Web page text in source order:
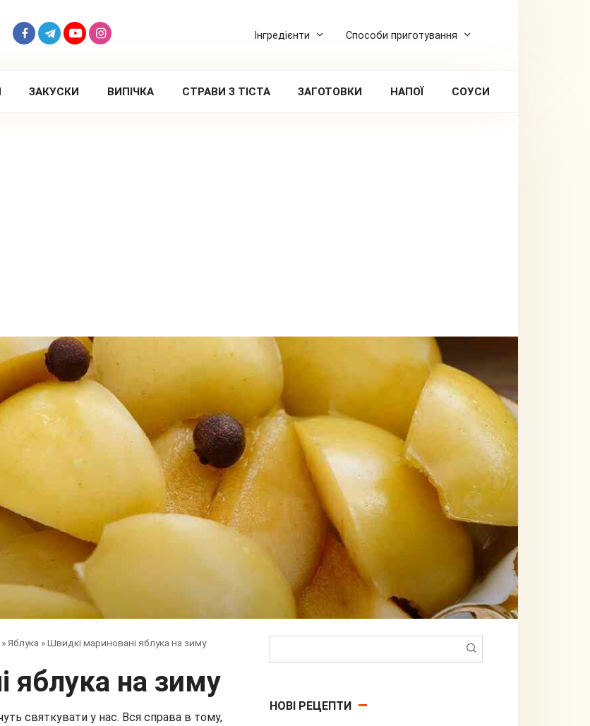
Інгредієнти Способи приготування
ЗАКУСКИ ВИПІЧКА СТРАВИ З ТІСТА ЗАГОТОВКИ НАПОЇ СОУСИ
»Яблука »Швидкі мариновані яблука на зиму
яблука на зиму
святкувати у нас. Вся справа в тому,
НОВІ РЕЦЕПТИ